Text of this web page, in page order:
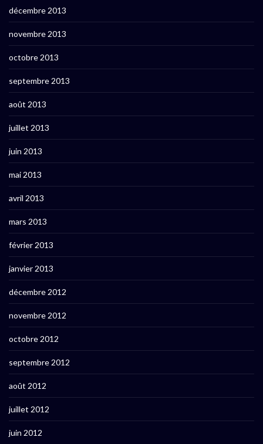
décembre 2013
novembre 2013
octobre 2013
septembre 2013
août 2013
juillet 2013
juin 2013
mai 2013
avril 2013
mars 2013
février 2013
janvier 2013
décembre 2012
novembre 2012
octobre 2012
septembre 2012
août 2012
juillet 2012
juin 2012